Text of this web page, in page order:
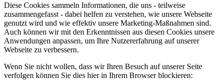
Diese Cookies sammeln Informationen, die uns - teilweise
zusammengefasst - dabei helfen zu verstehen, wie unsere Webseite
genutzt wird und wie effektiv unsere Marketing-Maßnahmen sind.
Auch können wir mit den Erkenntnissen aus diesen Cookies unsere
Anwendungen anpassen, um Ihre Nutzererfahrung auf unserer
Webseite zu verbessern.
Wenn Sie nicht wollen, dass wir Ihren Besuch auf unserer Seite
verfolgen können Sie dies hier in Ihrem Browser blockieren: